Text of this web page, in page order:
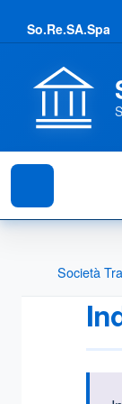
So.Re.SA.Spa
Società